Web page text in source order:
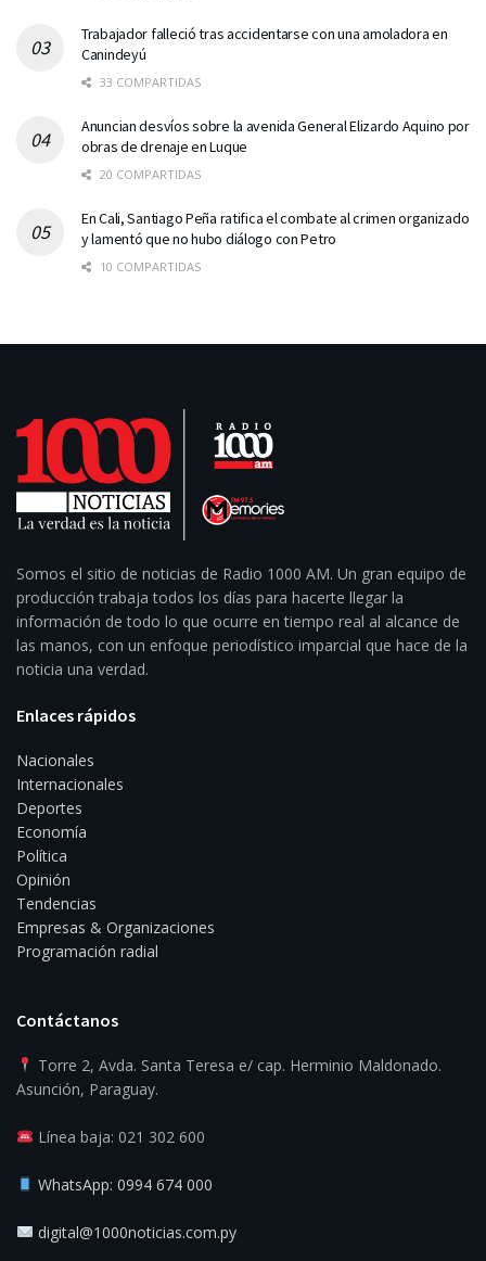
Trabajador falleció tras accidentarse con una amoladora en
Canindeyú
33 COMPARTIDAS
Anuncian desvíos sobre la avenida General Elizardo Aquino por
obras de drenaje en Luque
20 COMPARTIDAS
En Cali, Santiago Peña ratifica el combate al crimen organizado
y lamentó que no hubo diálogo con Petro
10 COMPARTIDAS
Somos el sitio de noticias de Radio 1000 AM. Un gran equipo de
producción trabaja todos los días para hacerte llegar la
información de todo lo que ocurre en tiempo real al alcance de
las manos, con un enfoque periodístico imparcial que hace de la
noticia una verdad.
Enlaces rápidos
Nacionales
Internacionales
Deportes
Economía
Política
Opinión
Tendencias
Empresas & Organizaciones
Programación radial
Contáctanos
Torre 2, Avda. Santa Teresa e/ cap. Herminio Maldonado.
Asunción, Paraguay.
Línea baja: 021 302 600
WhatsApp: 0994 674 000
digital@1000noticias.com.py